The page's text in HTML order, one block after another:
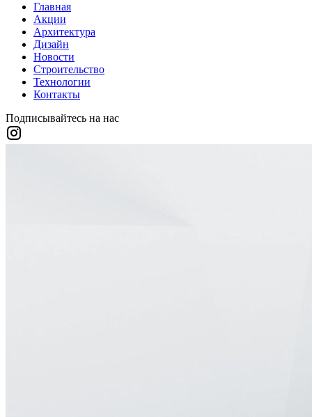
Главная
Акции
Архитектура
Дизайн
Новости
Строительство
Технологии
Контакты
Подписывайтесь на нас